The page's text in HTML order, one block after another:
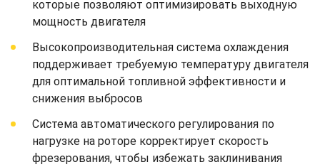
которые позволяют оптимизировать выходную
мощность двигателя
Высокопроизводительная система охлаждения
поддерживает требуемую температуру двигателя
для оптимальной топливной эффективности и
снижения выбросов
Система автоматического регулирования по
нагрузке на роторе корректирует скорость
фрезерования, чтобы избежать заклинивания